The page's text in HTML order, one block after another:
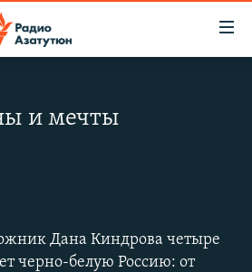
и мечты
Дана Киндрова четыре
черно-белую Россию: от